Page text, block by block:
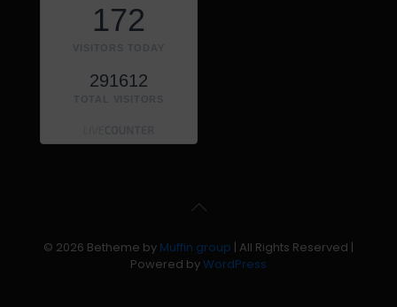
172
291612
© 2026 Betheme by Muffin group | All Rights Reserved |
Powered byWordPress